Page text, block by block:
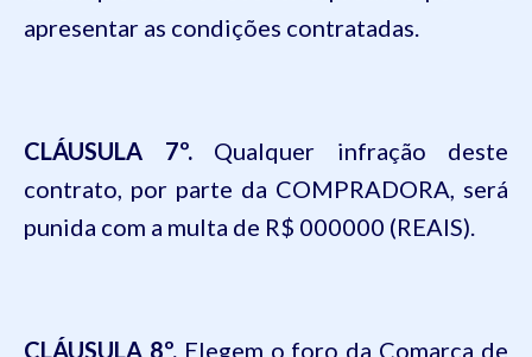
apresentar as condições contratadas.
CLÁUSULA 7º.Qualquer infração deste
contrato, por parte da COMPRADORA, será
punida com a multa de R$ 000000 (REAIS).
CLÁUSULA 8º.Elegem o foro da Comarca de